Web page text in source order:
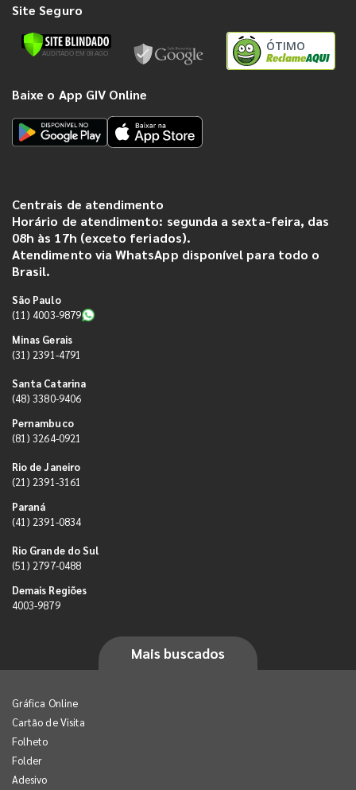
Site Seguro
ÓTIMO
Baixe o App GIV Online
Centrais de atendimento
Horário de atendimento: segunda a sexta-feira, das
08h às 17h (exceto feriados).
Atendimento via WhatsApp disponível para todo o
Brasil.
São Paulo
(11) 4003-9879
Minas Gerais
(31) 2391-4791
Santa Catarina
(48) 3380-9406
Pernambuco
(81) 3264-0921
Rio de Janeiro
(21) 2391-3161
Paraná
(41) 2391-0834
Rio Grande do Sul
(51) 2797-0488
Demais Regiões
4003-9879
Mais buscados
Gráfica Online
Cartão de Visita
Folheto
Folder
Adesivo